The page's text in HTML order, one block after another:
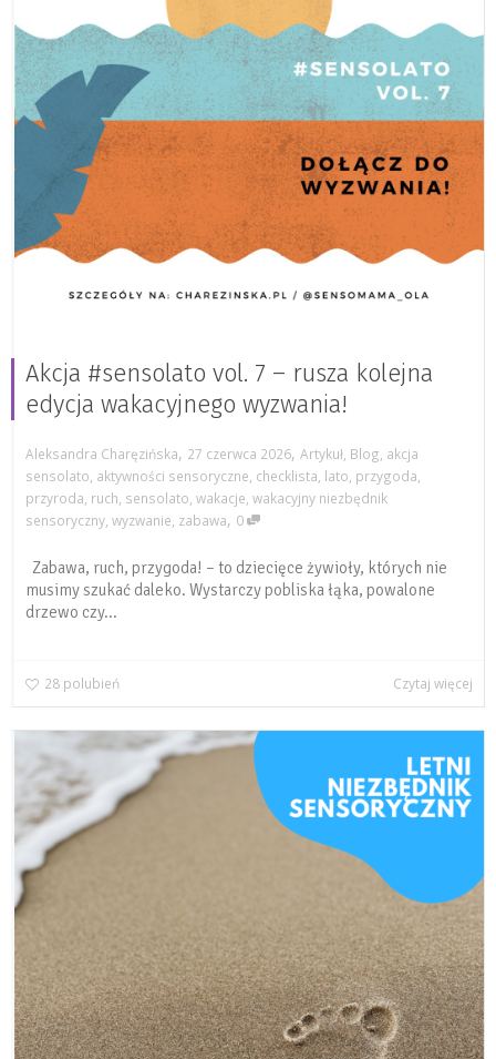
Akcja #sensolato vol. 7 – rusza kolejna
edycja wakacyjnego wyzwania!
Aleksandra Charęzińska, 27 czerwca 2026, Artykuł Blog akcja
sensolato aktywności sensoryczne checklista lato przygoda
przyroda ruch sensolato wakacje wakacyjny niezbędnik
sensoryczny wyzwanie zabawa, 0
Zabawa, ruch, przygoda! – to dziecięce żywioły, których nie
musimy szukać daleko. Wystarczy pobliska łąka, powalone
drzewo czy...
28 polubień Czytaj więcej